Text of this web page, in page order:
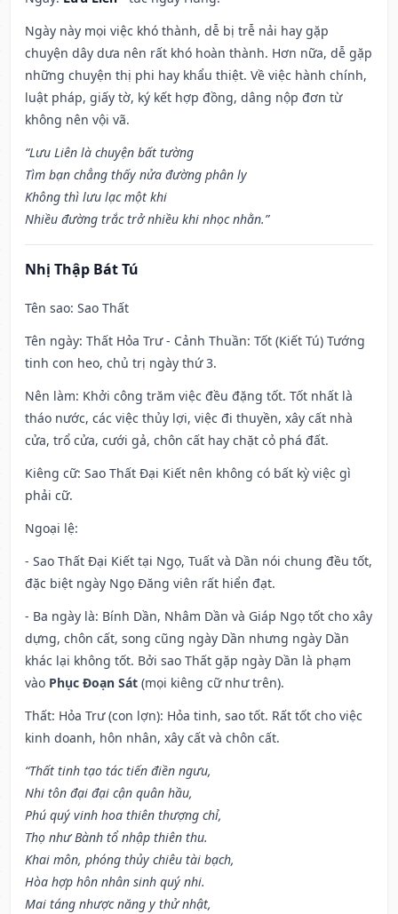
Ngày này mọi việc khó thành, dễ bị trễ nải hay gặp
chuyện dây dưa nên rất khó hoàn thành. Hơn nữa, dễ gặp
những chuyện thị phi hay khẩu thiệt. Về việc hành chính,
luật pháp, giấy tờ, ký kết hợp đồng, dâng nộp đơn từ
không nên vội vã.
“Lưu Liên là chuyện bất tường
Tìm bạn chẳng thấy nửa đường phân ly
Không thì lưu lạc một khi
Nhiều đường trắc trở nhiều khi nhọc nhằn.”
Nhị Thập Bát Tú
Tên sao: Sao Thất
Tên ngày: Thất Hỏa Trư - Cảnh Thuần: Tốt (Kiết Tú) Tướng
tinh con heo, chủ trị ngày thứ 3.
Nên làm: Khởi công trăm việc đều đặng tốt. Tốt nhất là
tháo nước, các việc thủy lợi, việc đi thuyền, xây cất nhà
cửa, trổ cửa, cưới gả, chôn cất hay chặt cỏ phá đất.
Kiêng cữ: Sao Thất Đại Kiết nên không có bất kỳ việc gì
phải cữ.
Ngoại lệ:
- Sao Thất Đại Kiết tại Ngọ, Tuất và Dần nói chung đều tốt,
đặc biệt ngày Ngọ Đăng viên rất hiển đạt.
- Ba ngày là: Bính Dần, Nhâm Dần và Giáp Ngọ tốt cho xây
dựng, chôn cất, song cũng ngày Dần nhưng ngày Dần
khác lại không tốt. Bởi sao Thất gặp ngày Dần là phạm
vào Phục Đoạn Sát (mọi kiêng cữ như trên).
Thất: Hỏa Trư (con lợn): Hỏa tinh, sao tốt. Rất tốt cho việc
kinh doanh, hôn nhân, xây cất và chôn cất.
“Thất tinh tạo tác tiến điền ngưu,
Nhi tôn đại đại cận quân hầu,
Phú quý vinh hoa thiên thượng chỉ,
Thọ như Bành tổ nhập thiên thu.
Khai môn, phóng thủy chiêu tài bạch,
Hòa hợp hôn nhân sinh quý nhi.
Mai táng nhược năng y thử nhật,